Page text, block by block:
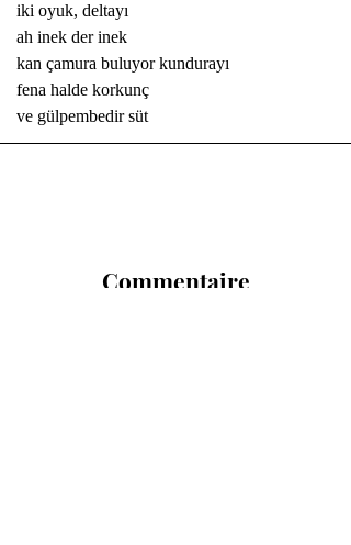
iki oyuk, deltayı
ah inek der inek
kan çamura buluyor kundurayı
fena halde korkunç
ve gülpembedir süt
Commentaire